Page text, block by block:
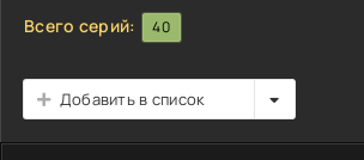
Всего серий:
40
Добавить в список